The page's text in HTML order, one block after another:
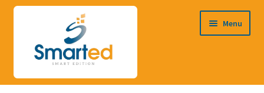
Vai
navigazione
Vai
contenuto
Menu
HOME